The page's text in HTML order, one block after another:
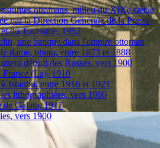
ottomans, milieu du XIXe siècle
par la Direction Générale de la Presse,
du Tourisme, 1952
une banque dans l'empire ottoman
dame, photo, entre 1873 et 1888
détruit des Russes, vers 1900
France (La), 1910
Istanbul entre 1916 et 1921
lithographiées, vers 1900
Galata, 1917
vers 1900